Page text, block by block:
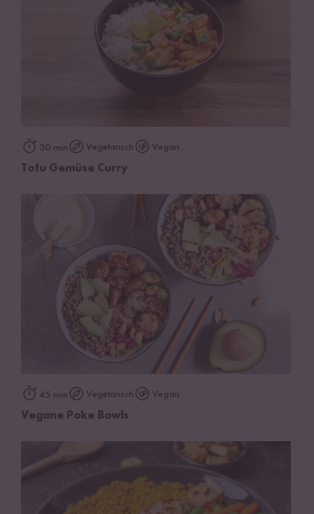
30 min Vegetarisch Vegan
Tofu Gemüse Curry
45 min Vegetarisch Vegan
Vegane Poke Bowls